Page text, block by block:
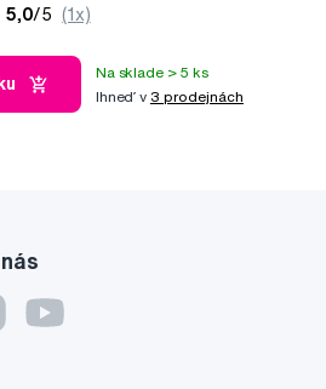
5,0/5 (1x)
Na sklade > 5 ks
Ihneď v 3 prodejnách